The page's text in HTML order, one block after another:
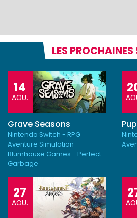
LES PROCHAINES
14
AOU.
Grave Seasons
Nintendo Switch - RPG
Aventure Simulation -
Blumhouse Games - Perfect
Garbage
27
AOU.